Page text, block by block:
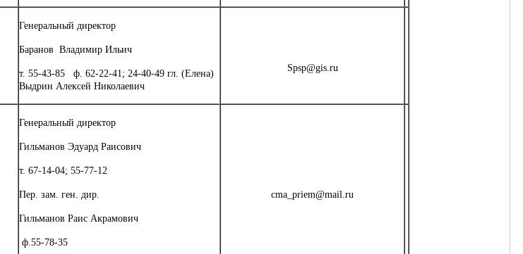
Генеральный директор
Баранов Владимир Ильич
т. 55-43-85 ф. 62-22-41; 24-40-49 гл. (Елена)
Выдрин Алексей Николаевич
Spsp@gis.ru
Генеральный директор
Гильманов Эдуард Раисович
т. 67-14-04; 55-77-12
Пер. зам. ген. дир.
Гильманов Раис Акрамович
ф.55-78-35
cma_priem@mail.ru